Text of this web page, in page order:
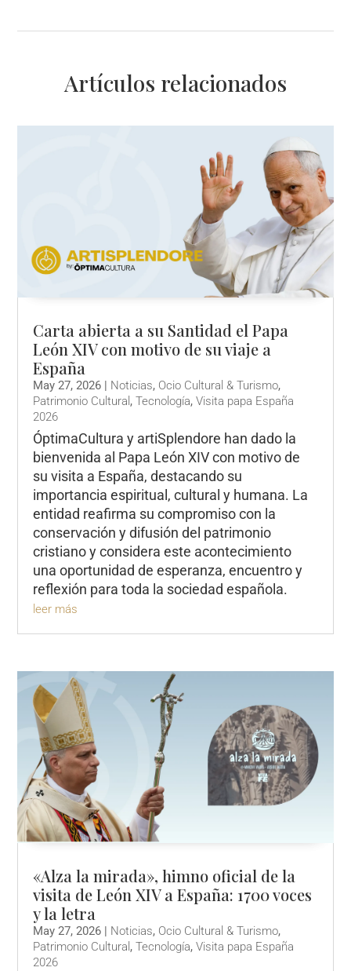
Artículos relacionados
Carta abierta a su Santidad el Papa
León XIV con motivo de su viaje a
España
May 27, 2026 Noticias, Ocio Cultural & Turismo,
Patrimonio Cultural ,Tecnología,Visita papa España
2026
ÓptimaCultura y artiSplendore han dado la
bienvenida al Papa León XIV con motivo de
su visita a España, destacando su
importancia espiritual, cultural y humana. La
entidad reafirma su compromiso con la
conservación y difusión del patrimonio
cristiano y considera este acontecimiento
una oportunidad de esperanza, encuentro y
reflexión para toda la sociedad española.
leer más
«Alza la mirada», himno oficial de la
visita de León XIV a España: 1700 voces
y la letra
May 27, 2026 | Noticias, Ocio Cultural & Turismo,
Patrimonio Cultural ,Tecnología,Visita papa España
2026